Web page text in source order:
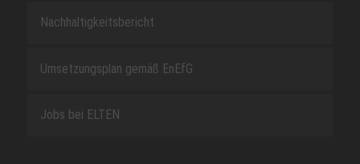
Nachhaltigkeitsbericht
Umsetzungsplan gemäß EnEfG
Jobs bei ELTEN